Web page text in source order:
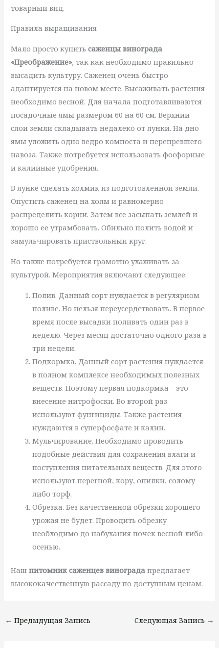
товарный вид.
Правила выращивания
Мало просто купить саженцы винограда
«Преображение», так как необходимо правильно
высадить культуру. Саженец очень быстро
адаптируется на новом месте. Высаживать растения
необходимо весной. Для начала подготавливаются
посадочные ямы размером 60 на 60 см. Верхний
слои земли складывать недалеко от лунки. На дно
ямы уложить одно ведро компоста и перепревшего
навоза. Также потребуется использовать фосфорные
и калийные удобрения.
В лунке сделать холмик из подготовленной земли.
Опустить саженец на холм и равномерно
распределить корни. Затем все засыпать землей и
хорошо ее утрамбовать. Обильно полить водой и
замульчировать приствольный круг.
Но также потребуется грамотно ухаживать за
культурой. Мероприятия включают следующее:
Полив. Данный сорт нуждается в регулярном
поливе. Но нельзя переусердствовать. В первое
время после высадки поливать один раз в
неделю. Через месяц достаточно одного раза в
три недели.
Подкормка. Данный сорт растения нуждается
в полном комплексе необходимых полезных
веществ. Поэтому первая подкормка – это
внесение нитрофоски. Во второй раз
используют фунгициды. Также растения
нуждаются в суперфосфате и калии.
Мульчирование. Необходимо проводить
подобные действия для сохранения влаги и
поступления питательных веществ. Для этого
используют перегной, кору, опилки, солому
либо торф.
Обрезка. Без качественной обрезки хорошего
урожая не будет. Проводить обрезку
необходимо до набухания почек весной либо
осенью.
Нашпитомник саженцев винограда предлагает
высококачественную рассаду по доступным ценам.
← Предыдущая Запись Следующая Запись →